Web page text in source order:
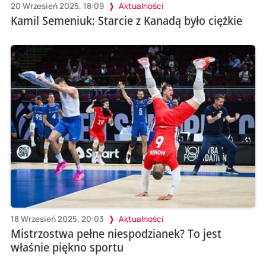
20 Wrzesień 2025, 18:09 Aktualności
Kamil Semeniuk: Starcie z Kanadą było ciężkie
18 Wrzesień 2025, 20:03 Aktualności
Mistrzostwa pełne niespodzianek? To jest
właśnie piękno sportu